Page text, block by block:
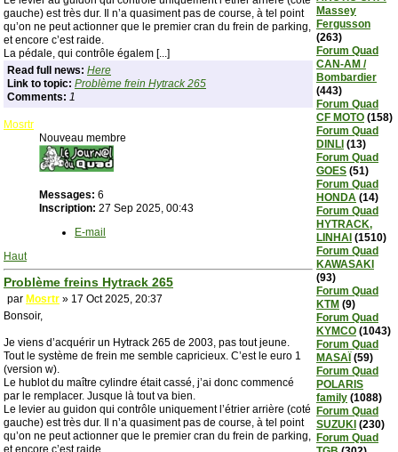
Massey
Fergusson
(263)
Forum Quad
CAN-AM /
Bombardier
(443)
Forum Quad
CF MOTO (158)
Forum Quad
DINLI (13)
Forum Quad
GOES (51)
Forum Quad
HONDA (14)
Forum Quad
HYTRACK,
LINHAI (1510)
Forum Quad
KAWASAKI
(93)
Forum Quad
KTM (9)
Forum Quad
KYMCO (1043)
Forum Quad
MASAÏ (59)
Forum Quad
POLARIS
family (1088)
Forum Quad
SUZUKI (230)
Forum Quad
gauche) est très dur. Il n’a quasiment pas de course, à tel point
qu’on ne peut actionner que le premier cran du frein de parking,
et encore c’est raide.
La pédale, qui contrôle égalem [...]
Read full news: Here
Link to topic: Problème frein Hytrack 265
Comments: 1
Mosrtr
Nouveau membre
Messages: 6
Inscription: 27 Sep 2025, 00:43
E-mail
Haut
Problème freins Hytrack 265
par Mosrtr » 17 Oct 2025, 20:37
Bonsoir,
Je viens d’acquérir un Hytrack 265 de 2003, pas tout jeune.
Tout le système de frein me semble capricieux. C’est le euro 1
(version w).
Le hublot du maître cylindre était cassé, j’ai donc commencé
par le remplacer. Jusque là tout va bien.
Le levier au guidon qui contrôle uniquement l’étrier arrière (coté
gauche) est très dur. Il n’a quasiment pas de course, à tel point
qu’on ne peut actionner que le premier cran du frein de parking,
et encore c’est raide.